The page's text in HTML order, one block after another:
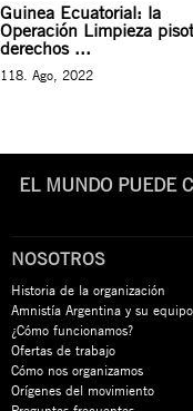
Guinea Ecuatorial: la
Operación Limpieza
derechos ...
118. Ago, 2022
EL MUNDO PUEDE
NOSOTROS
Historia de la organización
Amnistía Argentina y su equipo
¿Cómo funcionamos?
Ofertas de trabajo
Cómo nos organizamos
Orígenes del movimiento